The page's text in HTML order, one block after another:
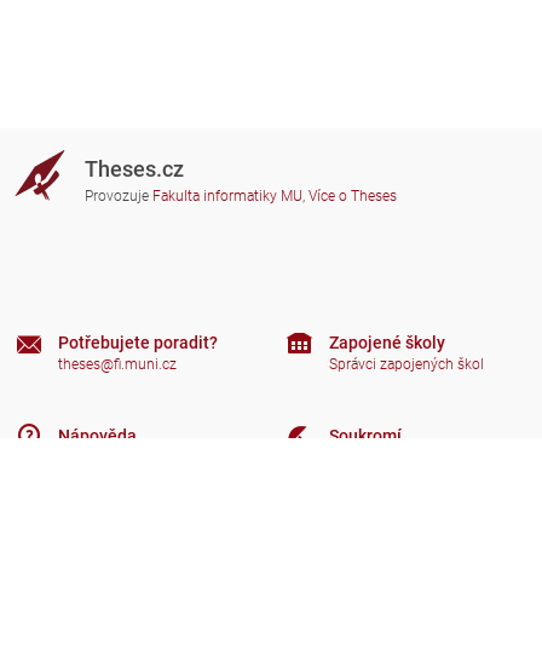
Theses.cz
Provozuje Fakulta informatiky MU, Více o Theses
Potřebujete poradit?
theses@fi.muni.cz
Nápověda
Zapojené školy
Správci zapojených škol
Soukromí